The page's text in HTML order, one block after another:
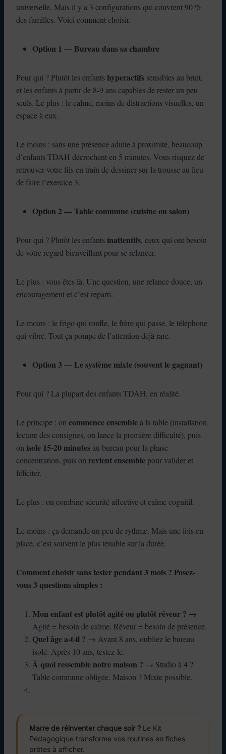
universelle. Mais il y a 3 configurations qui couvrent 90 %
des familles. Voici comment choisir.
Option 1 — Bureau dans sa chambre
Pour qui ? Plutôt les enfantshyperactifs sensibles au bruit,
et les enfants à partir de 8-9 ans capables de rester un peu
seuls. Le plus : le calme, moins de distractions visuelles, un
espace à eux.
Le moins : sans une présence adulte à proximité, beaucoup
d’enfants TDAH décrochent en 5 minutes. Vous risquez de
retrouver votre fils en train de dessiner sur la trousse au lieu
de faire l’exercice 3.
Option 2 — Table commune (cuisine ou salon)
Pour qui ? Plutôt les enfantsinattentifs, ceux qui ont besoin
de votre regard bienveillant pour se relancer.
Le plus : vous êtes là. Une question, une relance douce, un
encouragement et c’est reparti.
Le moins : le frigo qui ronfle, le frère qui passe, le téléphone
qui vibre. Tout ça pompe de l’attention déjà rare.
Option 3 — Le système mixte (souvent le gagnant)
Pour qui ? La plupart des enfants TDAH, en réalité.
Le principe : on commence ensemble à la table (installation,
lecture des consignes, on lance la première difficulté), puis
on isole 15-20 minutes au bureau pour la phase
concentration, puis on revient ensemble pour valider et
féliciter.
Le plus : on combine sécurité affective et calme cognitif.
Le moins : ça demande un peu de rythme. Mais une fois en
place, c’est souvent le plus tenable sur la durée.
Comment choisir sans tester pendant 3 mois ? Posez-
vous 3 questions simples :
Mon enfant est plutôt agité ou plutôt rêveur ? →
Agité = besoin de calme. Rêveur = besoin de présence.
Quel âge a-t-il ? → Avant 8 ans, oubliez le bureau
isolé. Après 10 ans, testez-le.
À quoi ressemble notre maison ? → Studio à 4 ?
Table commune obligée. Maison ? Mixte possible.
Marre de réinventer chaque soir ? Le Kit
Pédagogique transforme vos routines en fiches
prêtes à afficher.